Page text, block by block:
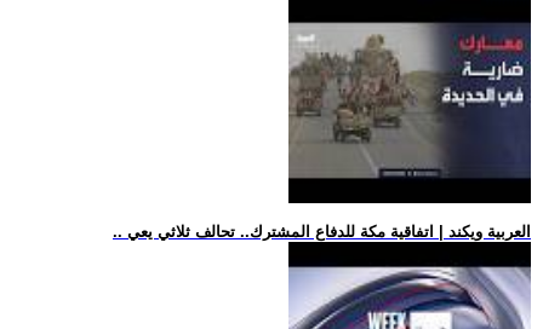
.. العربية ويكند | اتفاقية مكة للدفاع المشترك.. تحالف ثلاثي يعي